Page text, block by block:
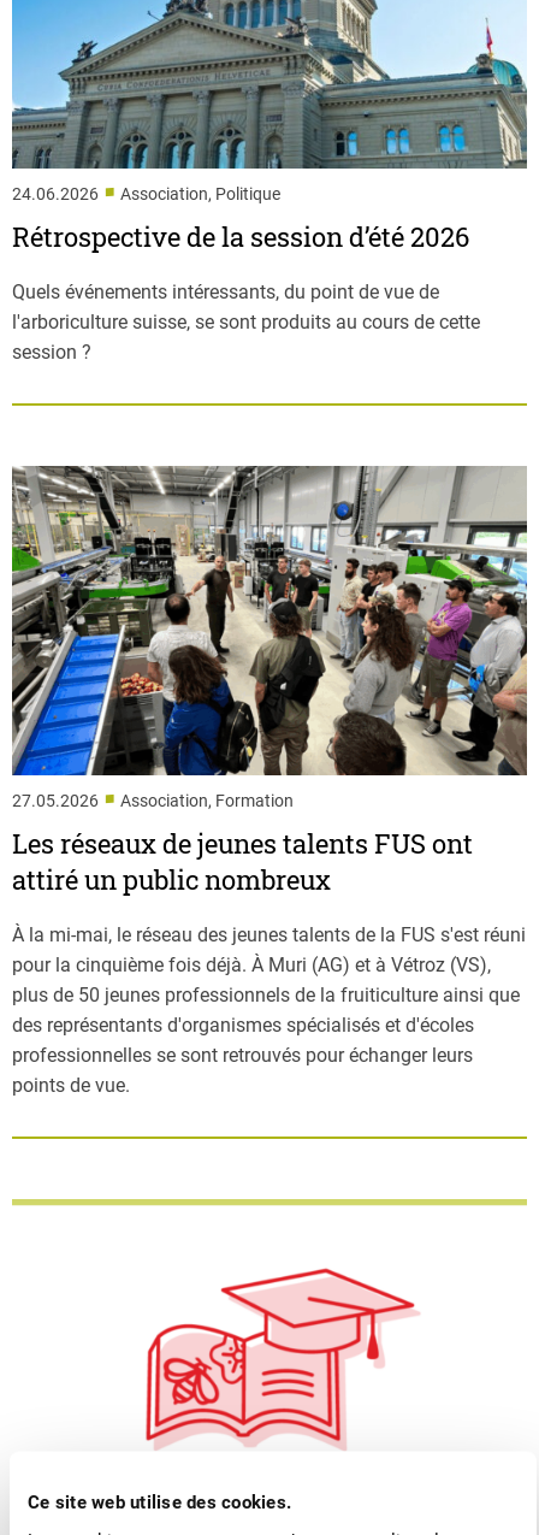
Ce site web utilise des cookies.
24.06.2026 ■ Association, Politique
Rétrospective de la session d’été 2026
Quels événements intéressants, du point de vue de
l'arboriculture suisse, se sont produits au cours de cette
session ?
27.05.2026 ■ Association, Formation
Les réseaux de jeunes talents FUS ont
attiré un public nombreux
À la mi-mai, le réseau des jeunes talents de la FUS s'est réuni
pour la cinquième fois déjà. À Muri (AG) et à Vétroz (VS),
plus de 50 jeunes professionnels de la fruiticulture ainsi que
des représentants d'organismes spécialisés et d'écoles
professionnelles se sont retrouvés pour échanger leurs
points de vue.